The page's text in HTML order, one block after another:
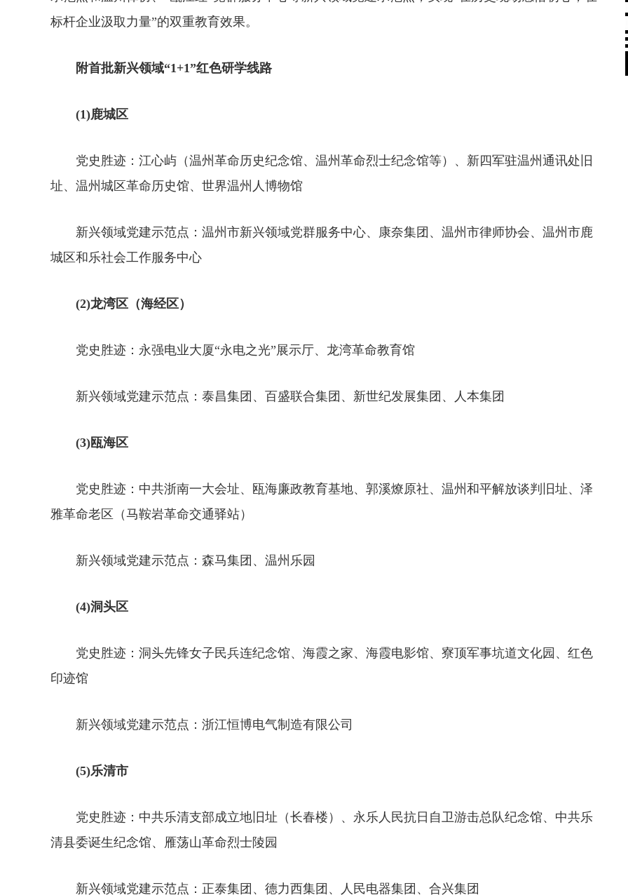
标杆企业汲取力量”的双重教育效果。
附首批新兴领域“1+1”红色研学线路
(1)鹿城区
党史胜迹：江心屿（温州革命历史纪念馆、温州革命烈士纪念馆等）、新四军驻温州通讯处旧
址、温州城区革命历史馆、世界温州人博物馆
新兴领域党建示范点：温州市新兴领域党群服务中心、康奈集团、温州市律师协会、温州市鹿
城区和乐社会工作服务中心
(2)龙湾区（海经区）
党史胜迹：永强电业大厦“永电之光”展示厅、龙湾革命教育馆
新兴领域党建示范点：泰昌集团、百盛联合集团、新世纪发展集团、人本集团
(3)瓯海区
党史胜迹：中共浙南一大会址、瓯海廉政教育基地、郭溪燎原社、温州和平解放谈判旧址、泽
雅革命老区（马鞍岩革命交通驿站）
新兴领域党建示范点：森马集团、温州乐园
(4)洞头区
党史胜迹：洞头先锋女子民兵连纪念馆、海霞之家、海霞电影馆、寮顶军事坑道文化园、红色
印迹馆
新兴领域党建示范点：浙江恒博电气制造有限公司
(5)乐清市
党史胜迹：中共乐清支部成立地旧址（长春楼）、永乐人民抗日自卫游击总队纪念馆、中共乐
清县委诞生纪念馆、雁荡山革命烈士陵园
新兴领域党建示范点：正泰集团、德力西集团、人民电器集团、合兴集团